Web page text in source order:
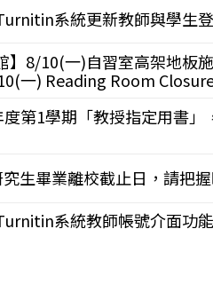
系統更新教師與學生
】8/10(一)自習室高架地板
一) Reading Room
度第1學期「教授指定用書」
生畢業離校截止日，請把
系統教師帳號介面功